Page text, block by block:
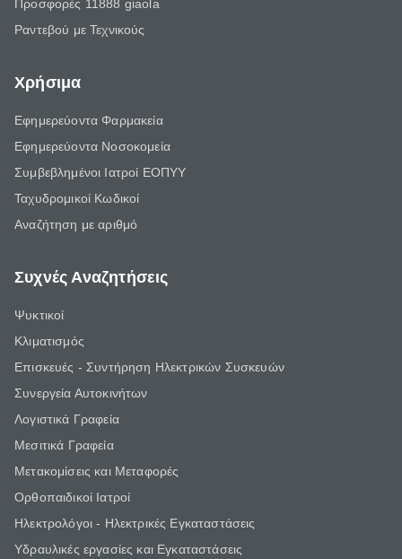
Προσφορές 11888 giaola
Ραντεβού με Τεχνικούς
Χρήσιμα
Εφημερεύοντα Φαρμακεία
Εφημερεύοντα Νοσοκομεία
Συμβεβλημένοι Ιατροί ΕΟΠΥΥ
Ταχυδρομικοί Κωδικοί
Αναζήτηση με αριθμό
Συχνές Αναζητήσεις
Ψυκτικοί
Κλιματισμός
Επισκευές - Συντήρηση Ηλεκτρικών Συσκευών
Συνεργεία Αυτοκινήτων
Λογιστικά Γραφεία
Μεσιτικά Γραφεία
Μετακομίσεις και Μεταφορές
Ορθοπαιδικοί Ιατροί
Ηλεκτρολόγοι - Ηλεκτρικές Εγκαταστάσεις
Υδραυλικές εργασίες και Εγκαταστάσεις